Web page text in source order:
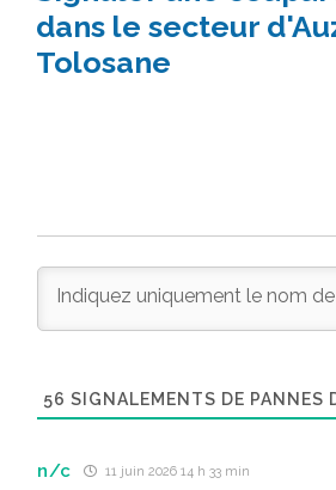
dans le secteur
Tolosane
56 SIGNALEMENTS DE PANNES
n/c 11 juin 2026 14 h 33 min